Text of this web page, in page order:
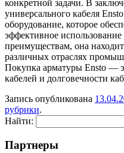
конкретной задачи. В
универсального кабеля
оборудование, которое
эффективное
преимуществам, она
различных отраслях
Покупка арматуры Ensto —
кабелей и долговечности
Запись опубликована
рубрики.
Найти:
Партнеры